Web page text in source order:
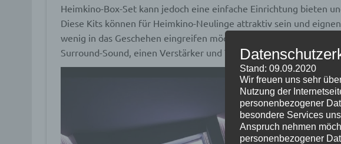
Heimkino-Box-Set kann jedoch eine einfache Einrichtung bieten
Diese Kits können für Heimkino-Neulinge attraktiv sein und
wenig in das Geschehen eingreifen möchten. Sie enthalten in der
Surround-Sound, einen Verstärker und Tuner sowie manchmal
Stand: 09.09.2020
Wir freuen uns sehr
Nutzung der
personenbezogener
besondere Services
Anspruch nehmen
personenbezogener